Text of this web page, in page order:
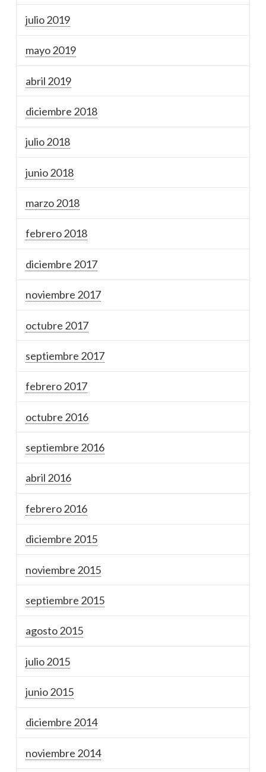
julio 2019
mayo 2019
abril 2019
diciembre 2018
julio 2018
junio 2018
marzo 2018
febrero 2018
diciembre 2017
noviembre 2017
octubre 2017
septiembre 2017
febrero 2017
octubre 2016
septiembre 2016
abril 2016
febrero 2016
diciembre 2015
noviembre 2015
septiembre 2015
agosto 2015
julio 2015
junio 2015
diciembre 2014
noviembre 2014